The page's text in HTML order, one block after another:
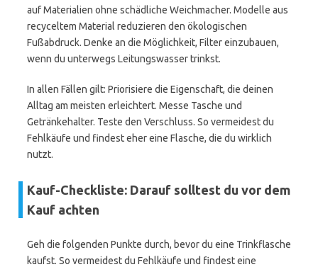
auf Materialien ohne schädliche Weichmacher. Modelle aus
recyceltem Material reduzieren den ökologischen
Fußabdruck. Denke an die Möglichkeit, Filter einzubauen,
wenn du unterwegs Leitungswasser trinkst.
In allen Fällen gilt: Priorisiere die Eigenschaft, die deinen
Alltag am meisten erleichtert. Messe Tasche und
Getränkehalter. Teste den Verschluss. So vermeidest du
Fehlkäufe und findest eher eine Flasche, die du wirklich
nutzt.
Kauf-Checkliste: Darauf solltest du vor dem
Kauf achten
Geh die folgenden Punkte durch, bevor du eine Trinkflasche
kaufst. So vermeidest du Fehlkäufe und findest eine